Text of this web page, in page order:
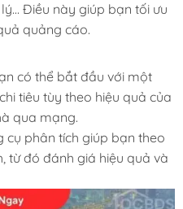
lý… Điều này giúp bạn tối ưu
quảng cáo.
có thể bắt đầu với một
tiêu tùy theo hiệu quả của
qua mạng.
phân tích giúp bạn theo
từ đó đánh giá hiệu quả và